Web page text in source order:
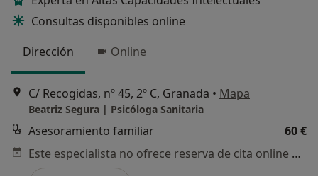
Consultas disponibles online
Dirección
Online
C/ Recogidas, nº 45, 2º C, Granada • Mapa
Beatriz Segura | Psicóloga Sanitaria
Asesoramiento familiar
60 €
Este especialista no ofrece reserva de cita online en esta dirección.